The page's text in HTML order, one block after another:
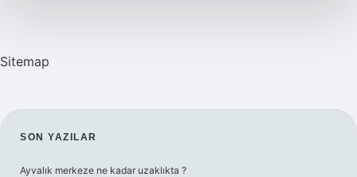
Sitemap
SIDEBAR
SON YAZILAR
Ayvalık merkeze ne kadar uzaklıkta ?